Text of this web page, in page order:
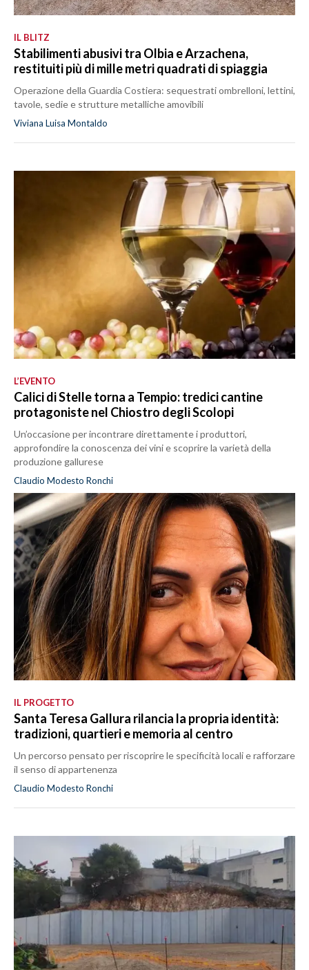
IL BLITZ
Stabilimenti abusivi tra Olbia e Arzachena,
restituiti più di mille metri quadrati di spiaggia
Operazione della Guardia Costiera: sequestrati ombrelloni, lettini,
tavole, sedie e strutture metalliche amovibili
Viviana Luisa Montaldo
L’EVENTO
Calici di Stelle torna a Tempio: tredici cantine
protagoniste nel Chiostro degli Scolopi
Un’occasione per incontrare direttamente i produttori,
approfondire la conoscenza dei vini e scoprire la varietà della
produzione gallurese
Claudio Modesto Ronchi
IL PROGETTO
Santa Teresa Gallura rilancia la propria identità:
tradizioni, quartieri e memoria al centro
Un percorso pensato per riscoprire le specificità locali e rafforzare
il senso di appartenenza
Claudio Modesto Ronchi